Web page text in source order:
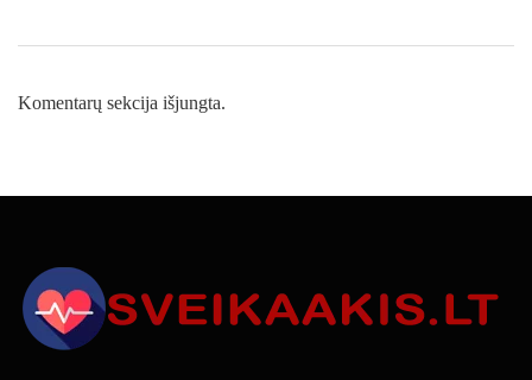
Komentarų sekcija išjungta.